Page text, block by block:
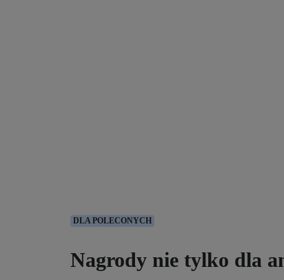
DLA POLECONYCH
Nagrody nie tylko dla